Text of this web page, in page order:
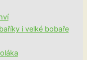
i velké bobaře